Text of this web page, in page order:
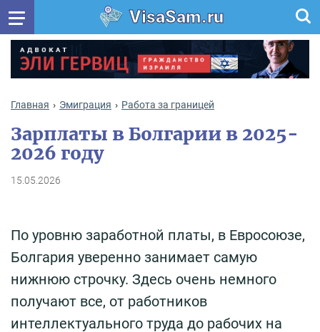
VisaSam.ru
Главная Эмиграция Работа за границей
Зарплаты в Болгарии в 2025-
2026 году
15.05.2026
По уровню заработной платы, в Евросоюзе,
Болгария уверенно занимает самую
нижнюю строчку. Здесь очень немного
получают все, от работников
интеллектуального труда до рабочих на